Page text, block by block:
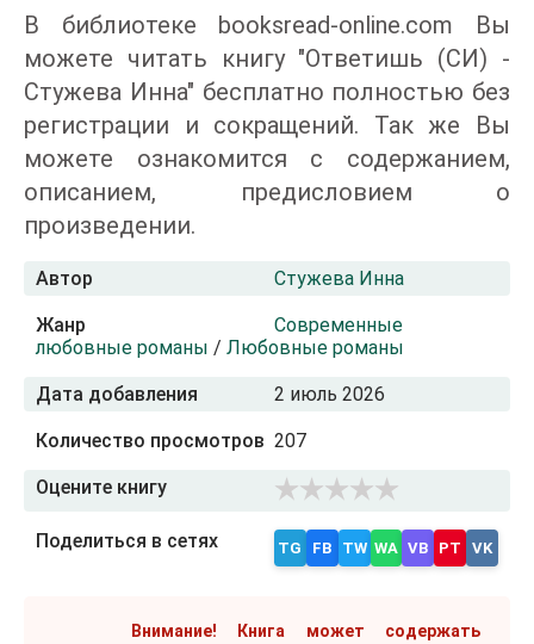
В библиотеке booksread-online.com Вы
можете читать книгу "Ответишь (СИ) -
Стужева Инна" бесплатно полностью без
регистрации и сокращений. Так же Вы
можете ознакомится с содержанием,
описанием, предисловием о
произведении.
Автор Стужева Инна
Жанр
Современные
любовные романы / Любовные романы
Дата добавления 2 июль 2026
Количество просмотров 207
Оцените книгу
Поделиться в сетях TG FB TW WA VB PT VK
Внимание! Книга может содержать